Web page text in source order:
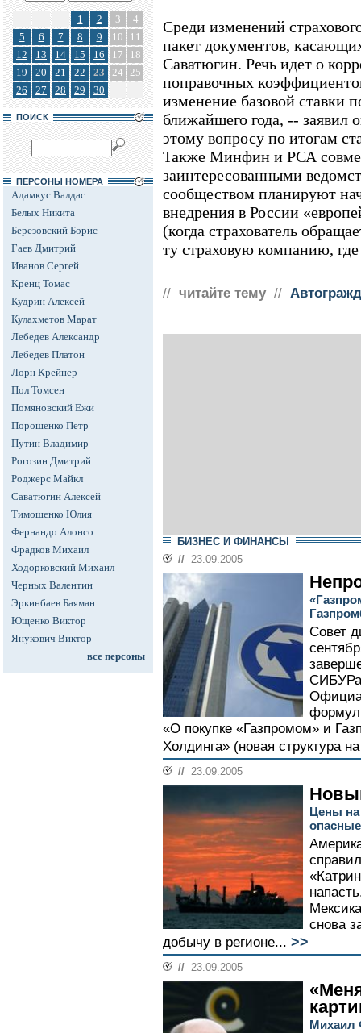
1 2 3
4
5
6 7 8 9 10
11
12
13 14 15 16 17
18
19
20 21 22 23 24 25
26
27 28 29 30
ПОИСК
ПЕРСОНЫ НОМЕРА
Адамкус Валдас
Белых Никита
Березовский Борис
Гаев Дмитрий
Иванов Сергей
Кренц Томас
Кудрин Алексей
Кулахметов Марат
Лебедев Александр
Лебедев Платон
Лорн Крейнер
Пол Томсен
Помяновский Ежи
Порошенко Петр
Путин Владимир
Рогозин Дмитрий
Роджерс Майкл
Саватюгин Алексей
Тимошенко Юлия
Фернандо Алонсо
Фрадков Михаил
Ходорковский Михаил
Черных Валентин
Эркинбаев Баяман
Ющенко Виктор
Янукович Виктор
все персоны
Среди изменений
пакет документов,
Саватюгин. Речь идет о
поправочных
изменение базовой ставки
ближайшего года, -- заявил
этому вопросу по итогам
Также Минфин и РСА
заинтересованными
сообществом планируют
внедрения в России
(когда страхователь
ту страховую компанию,
// читайте тему //
БИЗНЕС И ФИНАНСЫ
// 23.09.2005
Совет
СИБУРа
«О покупке «Газпромом» и
Холдинга» (новая структура
// 23.09.2005
Цены на
снова
добычу в регионе... >>
// 23.09.2005
Михаил